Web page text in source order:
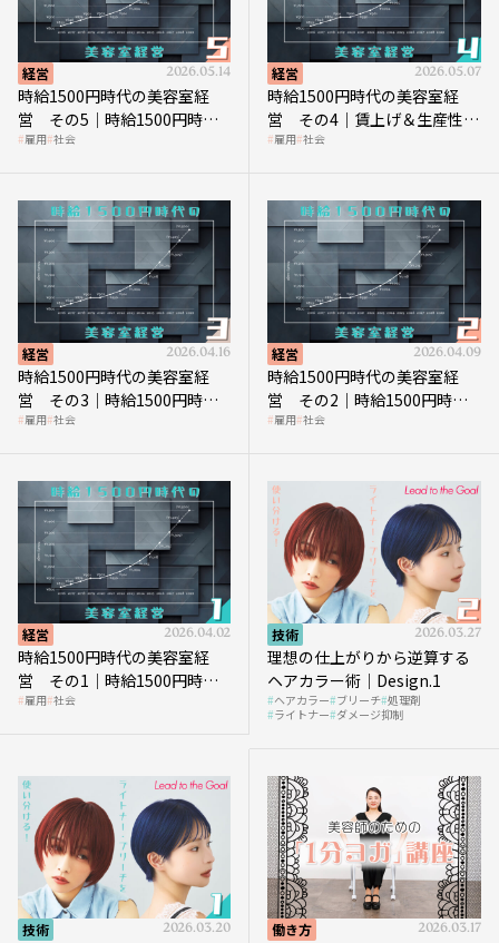
経営 2026.05.14
時給1500円時代の美容室経
営 その5｜時給1500円時代
の到来は美容業の収益構造を
雇用 社会
経営 2026.05.07
時給1500円時代の美容室経
営 その4｜賃上げ＆生産性向
上につなげる賢い助成金活用
雇用 社会
経営 2026.04.16
時給1500円時代の美容室経
営 その3｜時給1500円時
代、美容業はどのような影響
雇用 社会
経営 2026.04.09
時給1500円時代の美容室経
営 その2｜時給1500円時代
に支払う給与はいくらなのか
雇用 社会
経営 2026.04.02
時給1500円時代の美容室経
営 その1｜時給1500円時代
へ向かう社会的背景
雇用 社会
技術 2026.03.27
理想の仕上がりから逆算する
ヘアカラー術｜Design.1
ヘアカラー ブリーチ 処理剤
ライトナー ダメージ抑制
技術 2026.03.20 働き方 2026.03.17